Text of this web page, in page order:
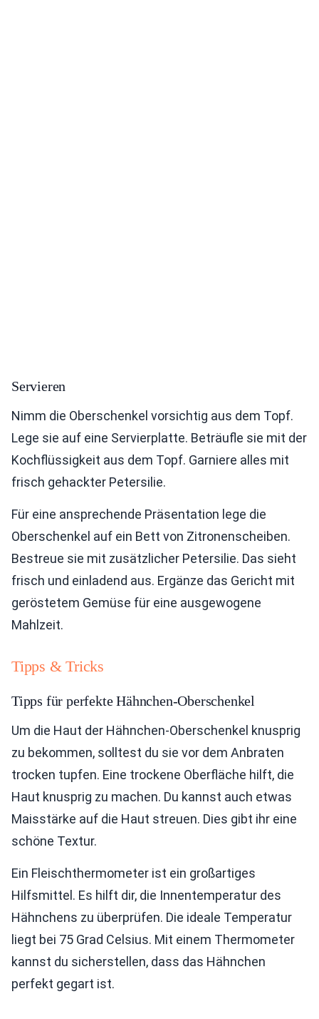
Servieren
Nimm die Oberschenkel vorsichtig aus dem Topf.
Lege sie auf eine Servierplatte. Beträufle sie mit der
Kochflüssigkeit aus dem Topf. Garniere alles mit
frisch gehackter Petersilie.
Für eine ansprechende Präsentation lege die
Oberschenkel auf ein Bett von Zitronenscheiben.
Bestreue sie mit zusätzlicher Petersilie. Das sieht
frisch und einladend aus. Ergänze das Gericht mit
geröstetem Gemüse für eine ausgewogene
Mahlzeit.
Tipps & Tricks
Tipps für perfekte Hähnchen-Oberschenkel
Um die Haut der Hähnchen-Oberschenkel knusprig
zu bekommen, solltest du sie vor dem Anbraten
trocken tupfen. Eine trockene Oberfläche hilft, die
Haut knusprig zu machen. Du kannst auch etwas
Maisstärke auf die Haut streuen. Dies gibt ihr eine
schöne Textur.
Ein Fleischthermometer ist ein großartiges
Hilfsmittel. Es hilft dir, die Innentemperatur des
Hähnchens zu überprüfen. Die ideale Temperatur
liegt bei 75 Grad Celsius. Mit einem Thermometer
kannst du sicherstellen, dass das Hähnchen
perfekt gegart ist.